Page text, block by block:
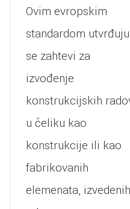
Ovim evropskim
standardom utvrđuju
se zahtevi za
izvođenje
konstrukcijskih
u čeliku kao
konstrukcije ili kao
fabrikovanih
elemenata, izvedenih